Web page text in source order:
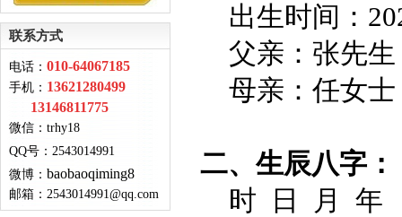
联系方式
电话： 010-64067185
手机： 13621280499
13146811775
微信： trhy18
QQ号 ： 2543014991
微博： baobaoqiming8
邮箱： 2543014991@qq.com
出生时间：
父亲：张先生
母亲：任女士
二、生辰八字：
时 日 月 年